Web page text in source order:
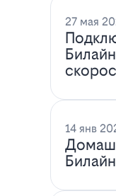
27 мая
14 янв